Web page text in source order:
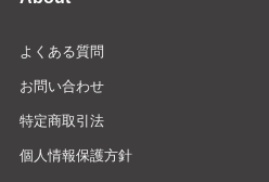
よくある質問
お問い合わせ
特定商取引法
個人情報保護方針